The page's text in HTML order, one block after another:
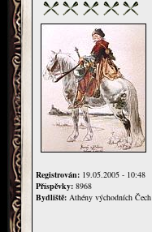
Registrován: 19.05.2005 - 10:48
Příspěvky: 8968
Bydliště: Athény východních Čech